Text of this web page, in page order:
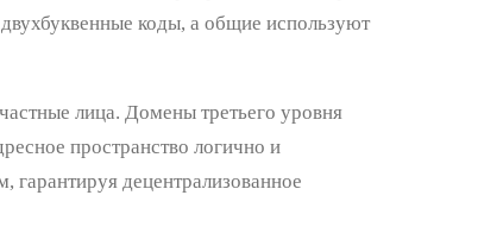
коды, а общие используют
лица. Домены третьего уровня
пространство логично и
гарантируя децентрализованное